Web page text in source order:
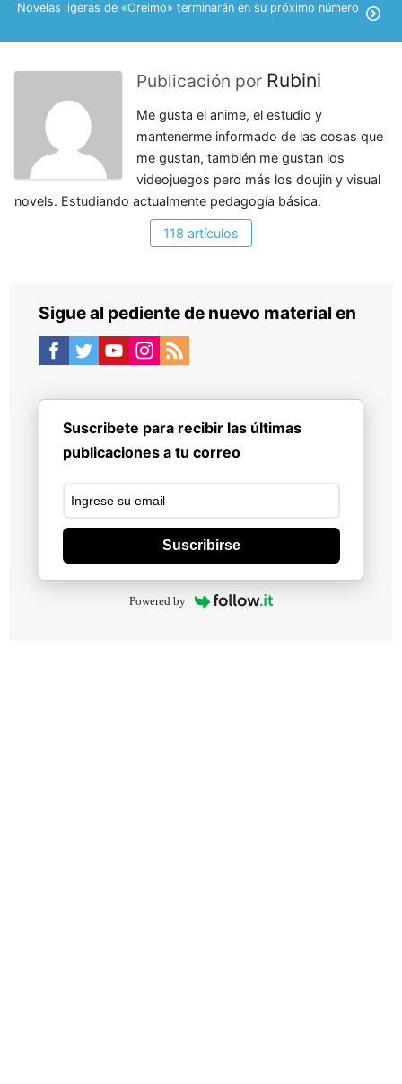
Novelas ligeras de «Oreimo» terminarán en su próximo número
Publicación por Rubini
Me gusta el anime, el estudio y
mantenerme informado de las cosas que
me gustan, también me gustan los
videojuegos pero más los doujin y visual
novels. Estudiando actualmente pedagogía básica.
118 artículos
Sigue al pediente de nuevo material en
Suscribete para recibir las últimas
publicaciones a tu correo
Suscribirse
Powered by